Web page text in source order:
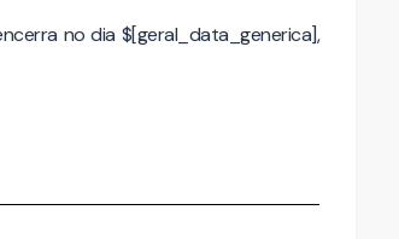
no dia $[geral_data_generica],